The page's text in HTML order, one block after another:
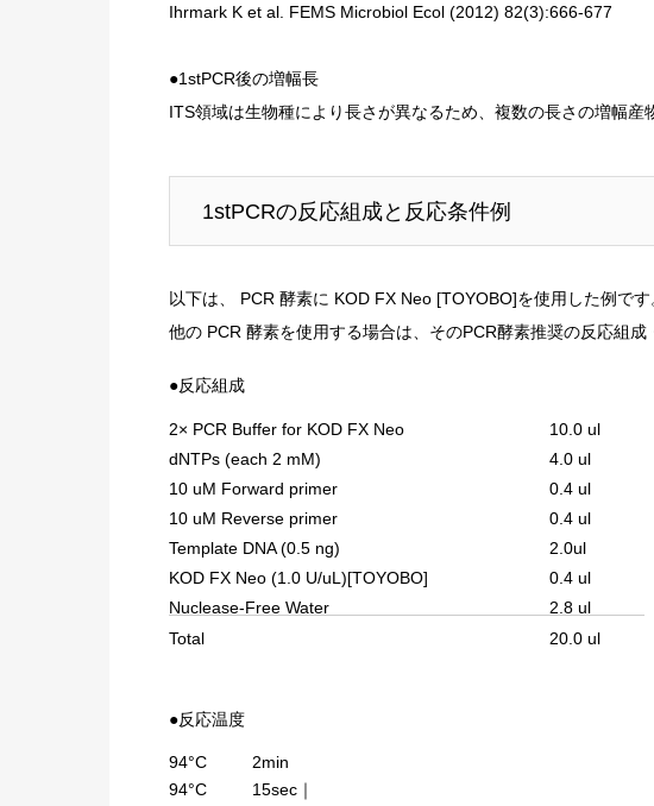
Ihrmark K et al. FEMS Microbiol Ecol (2012) 82(3):666-677
●1stPCR後の増幅長
ITS領域は生物種により長さが異なるため、複数の長さの増幅産
1stPCRの反応組成と反応条件例
以下は、 PCR 酵素に KOD FX Neo [TOYOBO]を使用した例です
他の PCR 酵素を使用する場合は、そのPCR酵素推奨の反応組成
●反応組成
2× PCR Buffer for KOD FX Neo
10.0 ul
dNTPs (each 2 mM)
4.0 ul
10 uM Forward primer
0.4 ul
10 uM Reverse primer
0.4 ul
Template DNA (0.5 ng)
2.0ul
KOD FX Neo (1.0 U/uL)[TOYOBO]
0.4 ul
Nuclease-Free Water
2.8 ul
Total
20.0 ul
●反応温度
94°C
2min
94°C
15sec｜